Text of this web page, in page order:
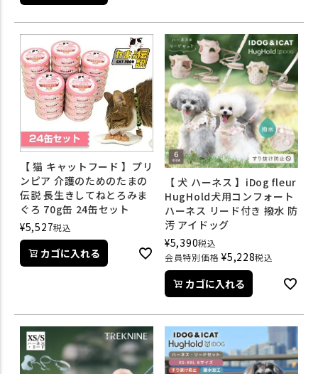
【 猫 キャットフード 】プリ
ンピア 介護のためのたまの
伝説 長生きしてねとろみま
ぐろ 70g缶 24缶セット
¥5,527税込
カゴに入れる
【 犬 ハーネス 】iDog fleur
HugHold犬用コンフォート
ハーネス リード付き 撥水 防
汚 アイドッグ
¥5,390税込
会員特別価格 ¥5,228税込
カゴに入れる